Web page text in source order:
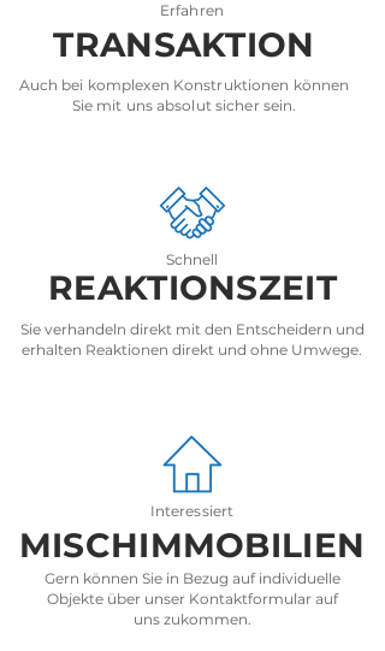
Interessiert
MISCHIMMOBILIEN
Gern können Sie in Bezug auf individuelle
Objekte über unser Kontaktformular auf
uns zukommen.
Schnell
REAKTIONSZEIT
Sie verhandeln direkt mit den Entscheidern und
erhalten Reaktionen direkt und ohne Umwege.
Erfahren
TRANSAKTION
Auch bei komplexen Konstruktionen können
Sie mit uns absolut sicher sein.